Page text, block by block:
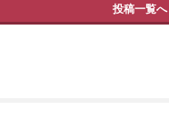
投稿一覧へ